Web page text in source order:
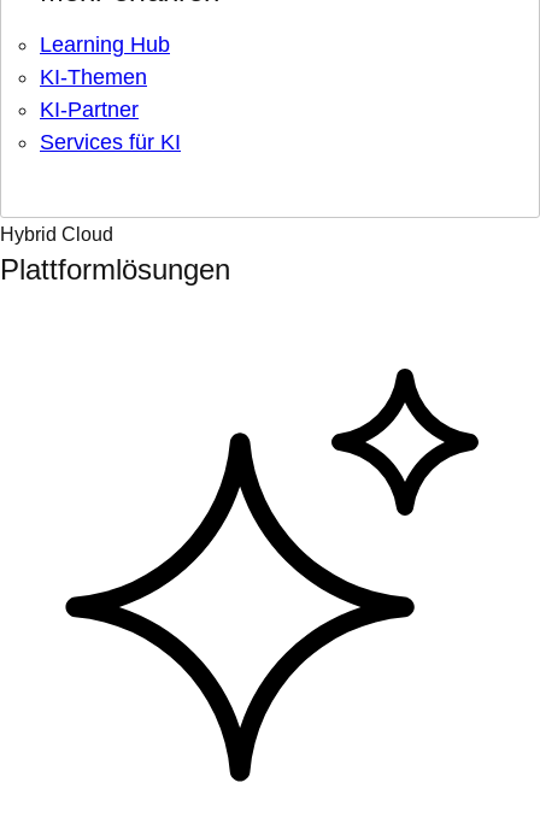
Learning Hub
KI-Themen
KI-Partner
Services für KI
Hybrid Cloud
Plattformlösungen